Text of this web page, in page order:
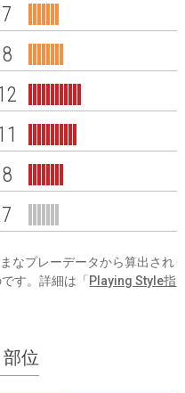
7
8
8
7
なプレーデータから算出され
す。詳細は「 Playing Style指
位